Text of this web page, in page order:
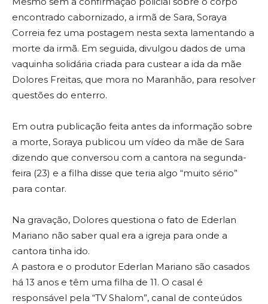
encontrado cabornizado, a irmã de Sara, Soraya
Correia fez uma postagem nesta sexta lamentando a
morte da irmã. Em seguida, divulgou dados de uma
vaquinha solidária criada para custear a ida da mãe
Dolores Freitas, que mora no Maranhão, para resolver
questões do enterro.
Em outra publicação feita antes da informação sobre
a morte, Soraya publicou um vídeo da mãe de Sara
dizendo que conversou com a cantora na segunda-
feira (23) e a filha disse que teria algo “muito sério”
para contar.
Na gravação, Dolores questiona o fato de Ederlan
Mariano não saber qual era a igreja para onde a
cantora tinha ido.
A pastora e o produtor Ederlan Mariano são casados
há 13 anos e têm uma filha de 11. O casal é
responsável pela “TV Shalom”, canal de conteúdos